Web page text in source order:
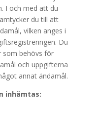
I och med att du
du till att
vilken anges i
Du
som behövs för
och uppgifterna
annat ändamål.
inhämtas: